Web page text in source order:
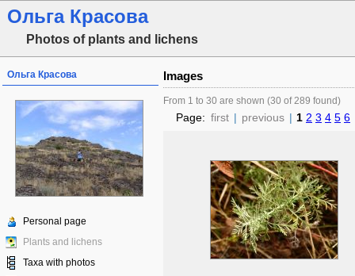
Ольга Красова
Photos of plants and lichens
Ольга Красова
Personal page
Plants and lichens
Taxa with photos
Images
From 1 to 30 are shown (30 of 289 found)
Page: first | previous | 1 2 3 4 5 6